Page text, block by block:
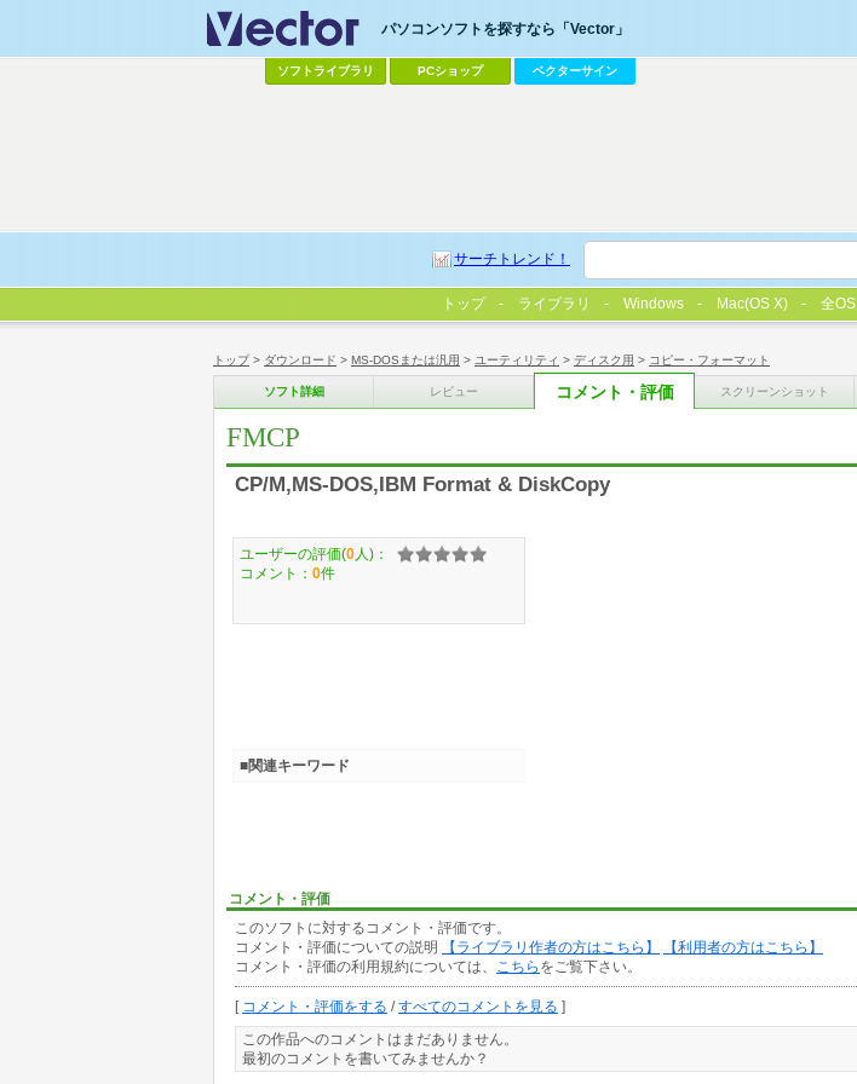
トップ> ダウンロード > MS-DOSまたは汎用 > ユーティリティ > ディスク用 > コピー・フォーマット
ソフト詳細 レビュー コメント・評価 スクリーンショット
FMCP
CP/M,MS-DOS,IBM Format & DiskCopy
コメント・評価
このソフトに対するコメント・評価です。
コメント・評価についての説明
【ライブラリ作者の方はこちら】
【利用者の方はこちら】
コメント・評価の利用規約については、
こちら をご覧下さい。
[ コメント・評価をする /すべてのコメントを見る ]
この作品へのコメントはまだありません。
最初のコメントを書いてみませんか？
ユーザーの評価(0 人)：
コメント： 0件
■関連キーワード
パソコンソフトを探すなら「Vector」
ソフトライブラリ PCショップ ベクターサイン
サーチトレンド！
トップ ライブラリ Windows Mac(OS X) 全OS